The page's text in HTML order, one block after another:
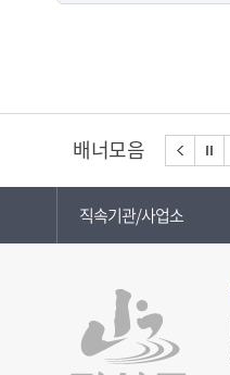
배너모음
직속기관/사업소